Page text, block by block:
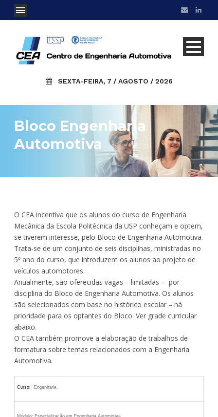
SEXTA-FEIRA, 7 / AGOSTO / 2026
Bloco Engenharia
Automotiva
O CEA incentiva que os alunos do curso de Engenharia
Mecânica da Escola Politécnica da USP conheçam e optem,
se tiverem interesse, pelo Bloco de Engenharia Automotiva.
Trata-se de um conjunto de seis disciplinas, ministradas no
5º ano do curso, que introduzem os alunos ao projeto de
veículos automotores.
Anualmente, são oferecidas vagas – limitadas – por
disciplina do Bloco de Engenharia Automotiva. Os alunos
são selecionados com base no histórico escolar – há
prioridade para os optantes do Bloco. Ver grade curricular
abaixo.
O CEA também promove a elaboração de trabalhos de
formatura sobre temas relacionados com a Engenharia
Automotiva.
Curso: Engenharia
Módulo: Especialização em Engenharia Automotiva